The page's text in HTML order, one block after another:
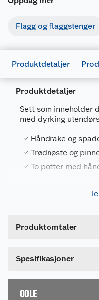
Flagg og flaggstenger
Produktdetaljer
Produktdetaljer
Sett som inneholder
med dyrking
Håndrake og
Trødnøste og
To potter med
Odle dyrkingssett
håndrake
Produktomtaler
Spesifikasjoner
Generelt
Artikkelnummer
Leverandørens
ODLE